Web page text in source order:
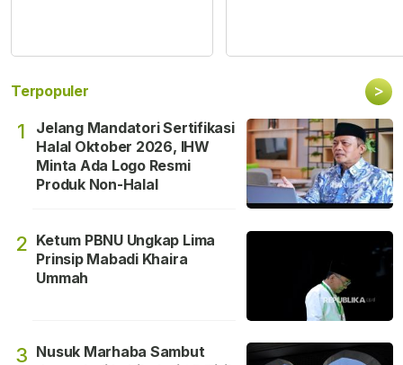
Terpopuler >
1
Jelang Mandatori Sertifikasi
Halal Oktober 2026, IHW
Minta Ada Logo Resmi
Produk Non-Halal
2 Ketum PBNU Ungkap Lima
Prinsip Mabadi Khaira
Ummah
3 Nusuk Marhaba Sambut